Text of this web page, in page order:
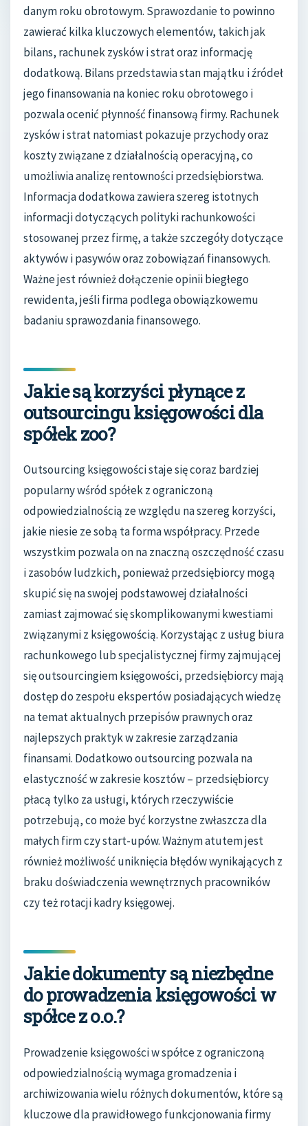
danym roku obrotowym. Sprawozdanie to powinno
zawierać kilka kluczowych elementów, takich jak
bilans, rachunek zysków i strat oraz informację
dodatkową. Bilans przedstawia stan majątku i źródeł
jego finansowania na koniec roku obrotowego i
pozwala ocenić płynność finansową firmy. Rachunek
zysków i strat natomiast pokazuje przychody oraz
koszty związane z działalnością operacyjną, co
umożliwia analizę rentowności przedsiębiorstwa.
Informacja dodatkowa zawiera szereg istotnych
informacji dotyczących polityki rachunkowości
stosowanej przez firmę, a także szczegóły dotyczące
aktywów i pasywów oraz zobowiązań finansowych.
Ważne jest również dołączenie opinii biegłego
rewidenta, jeśli firma podlega obowiązkowemu
badaniu sprawozdania finansowego.
Jakie są korzyści płynące z
outsourcingu księgowości dla
spółek zoo?
Outsourcing księgowości staje się coraz bardziej
popularny wśród spółek z ograniczoną
odpowiedzialnością ze względu na szereg korzyści,
jakie niesie ze sobą ta forma współpracy. Przede
wszystkim pozwala on na znaczną oszczędność czasu
i zasobów ludzkich, ponieważ przedsiębiorcy mogą
skupić się na swojej podstawowej działalności
zamiast zajmować się skomplikowanymi kwestiami
związanymi z księgowością. Korzystając z usług biura
rachunkowego lub specjalistycznej firmy zajmującej
się outsourcingiem księgowości, przedsiębiorcy mają
dostęp do zespołu ekspertów posiadających wiedzę
na temat aktualnych przepisów prawnych oraz
najlepszych praktyk w zakresie zarządzania
finansami. Dodatkowo outsourcing pozwala na
elastyczność w zakresie kosztów – przedsiębiorcy
płacą tylko za usługi, których rzeczywiście
potrzebują, co może być korzystne zwłaszcza dla
małych firm czy start-upów. Ważnym atutem jest
również możliwość uniknięcia błędów wynikających z
braku doświadczenia wewnętrznych pracowników
czy też rotacji kadry księgowej.
Jakie dokumenty są niezbędne
do prowadzenia księgowości w
spółce z o.o.?
Prowadzenie księgowości w spółce z ograniczoną
odpowiedzialnością wymaga gromadzenia i
archiwizowania wielu różnych dokumentów, które są
kluczowe dla prawidłowego funkcjonowania firmy